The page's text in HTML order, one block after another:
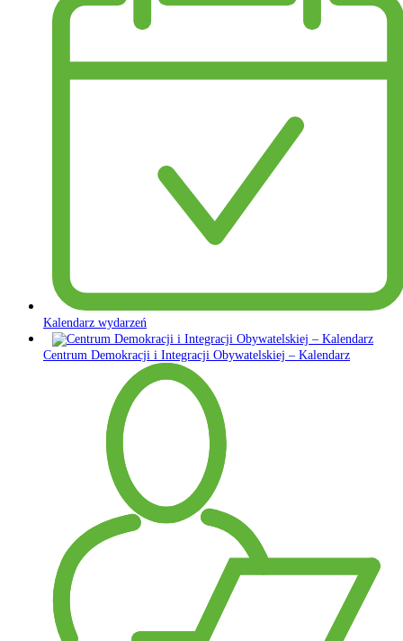
Kalendarz wydarzeń
Centrum Demokracji i Integracji Obywatelskiej – Kalendarz